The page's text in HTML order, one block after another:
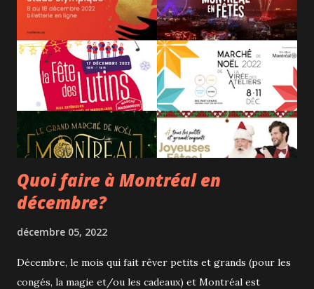
l'écriture, mais aussi la vie éternelle et la vie privée des
Égyptiens. C'est d'ailleurs cela que j'ai trouvé remarquable
dans cette exposition. Certes, on peut admirer une momie
véritable, des stèles, des maquettes, statues, bijoux,
papyrus, mais c'est l'explication des mythes et codes
sociaux régissant les sphères de vie publique et privée de
l'époque qui nous ont ...
Quoi faire à Montréal en
décembre?
décembre 05, 2022
Décembre, le mois qui fait rêver petits et grands (pour les
congés, la magie et/ou les cadeaux) et Montréal est